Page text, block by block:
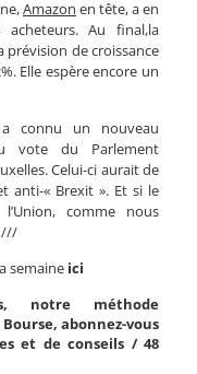
Amazon en tête, a en
acheteurs. Au final,la
prévision de croissance
Elle espère encore un
connu un nouveau
vote du Parlement
Celui-ci aurait de
anti-« Brexit ». Et si le
comme nous
///
semaine ici
notre méthode
abonnez-vous
et de conseils / 48